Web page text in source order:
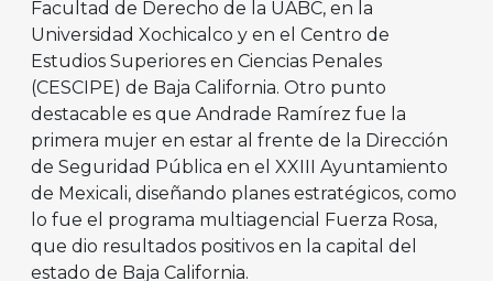
Facultad de Derecho de la UABC, en la
Universidad Xochicalco y en el Centro de
Estudios Superiores en Ciencias Penales
(CESCIPE) de Baja California. Otro punto
destacable es que Andrade Ramírez fue la
primera mujer en estar al frente de la Dirección
de Seguridad Pública en el XXIII Ayuntamiento
de Mexicali, diseñando planes estratégicos, como
lo fue el programa multiagencial Fuerza Rosa,
que dio resultados positivos en la capital del
estado de Baja California.